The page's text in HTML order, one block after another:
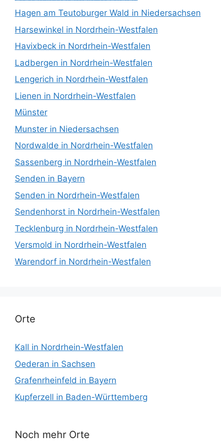
Hagen am Teutoburger Wald in Niedersachsen
Harsewinkel in Nordrhein-Westfalen
Havixbeck in Nordrhein-Westfalen
Ladbergen in Nordrhein-Westfalen
Lengerich in Nordrhein-Westfalen
Lienen in Nordrhein-Westfalen
Münster
Munster in Niedersachsen
Nordwalde in Nordrhein-Westfalen
Sassenberg in Nordrhein-Westfalen
Senden in Bayern
Senden in Nordrhein-Westfalen
Sendenhorst in Nordrhein-Westfalen
Tecklenburg in Nordrhein-Westfalen
Versmold in Nordrhein-Westfalen
Warendorf in Nordrhein-Westfalen
Orte
Kall in Nordrhein-Westfalen
Oederan in Sachsen
Grafenrheinfeld in Bayern
Kupferzell in Baden-Württemberg
Noch mehr Orte